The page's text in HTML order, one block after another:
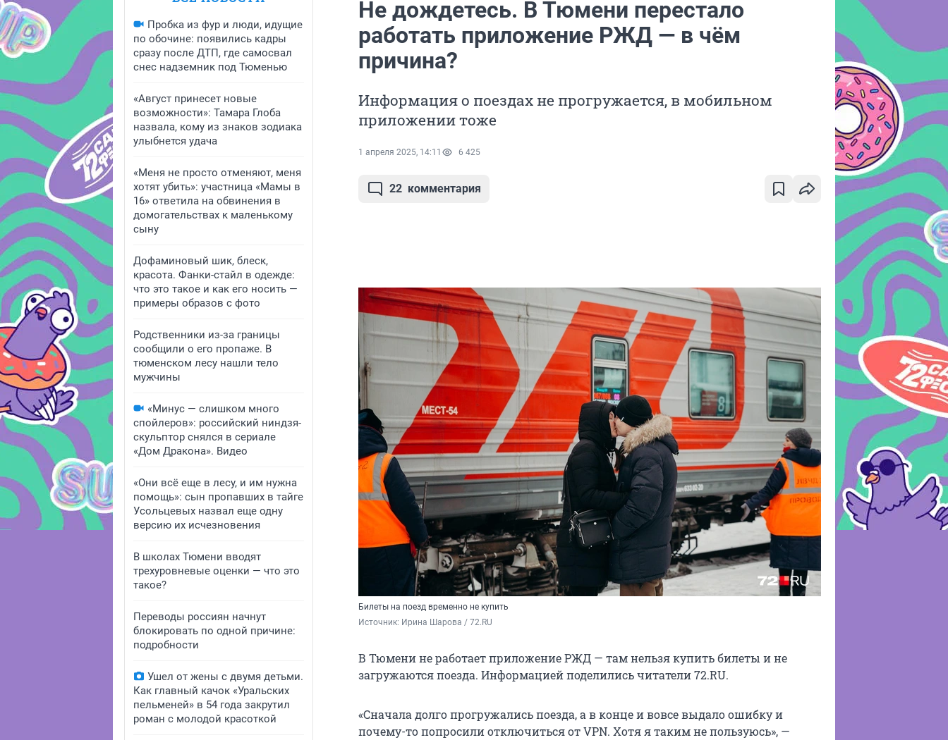
Пробка из фур и люди, идущие
по обочине: появились кадры
сразу после ДТП, где самосвал
снес надземник под Тюменью
«Август принесет новые
возможности»: Тамара Глоба
назвала, кому из знаков зодиака
улыбнется удача
«Меня не просто отменяют, меня
хотят убить»: участница «Мамы в
16» ответила на обвинения в
домогательствах к маленькому
сыну
Дофаминовый шик, блеск,
красота. Фанки-стайл в одежде:
что это такое и как его носить —
примеры образов с фото
Родственники из-за границы
сообщили о его пропаже. В
тюменском лесу нашли тело
мужчины
«Минус — слишком много
спойлеров»: российский ниндзя-
скульптор снялся в сериале
«Дом Дракона». Видео
«Они всё еще в лесу, и им нужна
помощь»: сын пропавших в тайге
Усольцевых назвал еще одну
версию их исчезновения
В школах Тюмени вводят
трехуровневые оценки — что это
такое?
Переводы россиян начнут
блокировать по одной причине:
подробности
Ушел от жены с двумя детьми.
Как главный качок «Уральских
пельменей» в 54 года закрутил
роман с молодой красоткой
Не дождетесь. В Тюмени перестало
работать приложение РЖД — в чём
причина?
Информация о поездах не прогружается, в мобильном
приложении тоже
1 апреля 2025, 14:11 6 425
22 комментария
Билеты на поезд временно не купить
Источник: Ирина Шарова / 72.RU
В Тюмени не работает приложение РЖД — там нельзя купить билеты и не
загружаются поезда. Информацией поделились читатели 72.RU.
«Сначала долго прогружались поезда, а в конце и вовсе выдало ошибку и
почему-то попросили отключиться от VPN. Хотя я таким не пользуюсь», —